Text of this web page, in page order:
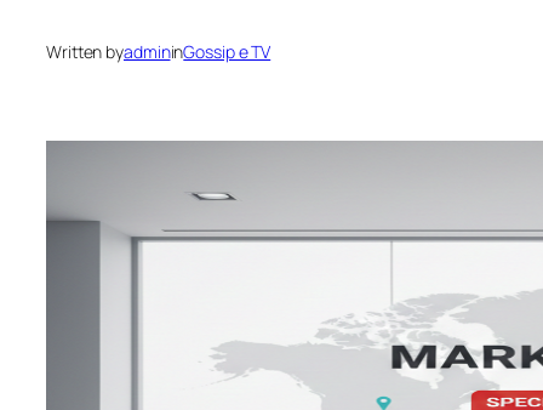
Written byadmininGossip e TV